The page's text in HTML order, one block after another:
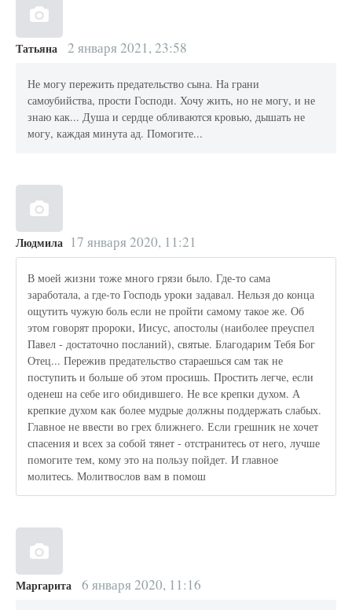
Татьяна 2 января 2021, 23:58
Не могу пережить предательство сына. На грани
самоубийства, прости Господи. Хочу жить, но не могу, и не
знаю как... Душа и сердце обливаются кровью, дышать не
могу, каждая минута ад. Помогите...
Людмила 17 января 2020, 11:21
В моей жизни тоже много грязи было. Где-то сама
заработала, а где-то Господь уроки задавал. Нельзя до конца
ощутить чужую боль если не пройти самому такое же. Об
этом говорят пророки, Иисус, апостолы (наиболее преуспел
Павел - достаточно посланий), святые. Благодарим Тебя Бог
Отец... Пережив предательство стараешься сам так не
поступить и больше об этом просишь. Простить легче, если
оденеш на себе иго обидившего. Не все крепки духом. А
крепкие духом как более мудрые должны поддержать слабых.
Главное не ввести во грех ближнего. Если грешник не хочет
спасения и всех за собой тянет - отстранитесь от него, лучше
помогите тем, кому это на пользу пойдет. И главное
молитесь. Молитвослов вам в помош
Маргарита 6 января 2020, 11:16